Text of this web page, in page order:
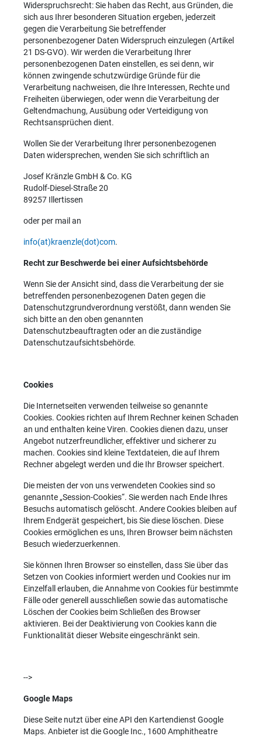
Widerspruchsrecht: Sie haben das Recht, aus Gründen, die
sich aus Ihrer besonderen Situation ergeben, jederzeit
gegen die Verarbeitung Sie betreffender
personenbezogener Daten Widerspruch einzulegen (Artikel
21 DS-GVO). Wir werden die Verarbeitung Ihrer
personenbezogenen Daten einstellen, es sei denn, wir
können zwingende schutzwürdige Gründe für die
Verarbeitung nachweisen, die Ihre Interessen, Rechte und
Freiheiten überwiegen, oder wenn die Verarbeitung der
Geltendmachung, Ausübung oder Verteidigung von
Rechtsansprüchen dient.
Wollen Sie der Verarbeitung Ihrer personenbezogenen
Daten widersprechen, wenden Sie sich schriftlich an
Josef Kränzle GmbH & Co. KG
Rudolf-Diesel-Straße 20
89257 Illertissen
oder per mail an
info(at)kraenzle(dot)com.
Recht zur Beschwerde bei einer Aufsichtsbehörde
Wenn Sie der Ansicht sind, dass die Verarbeitung der sie
betreffenden personenbezogenen Daten gegen die
Datenschutzgrundverordnung verstößt, dann wenden Sie
sich bitte an den oben genannten
Datenschutzbeauftragten oder an die zuständige
Datenschutzaufsichtsbehörde.
Cookies
Die Internetseiten verwenden teilweise so genannte
Cookies. Cookies richten auf Ihrem Rechner keinen Schaden
an und enthalten keine Viren. Cookies dienen dazu, unser
Angebot nutzerfreundlicher, effektiver und sicherer zu
machen. Cookies sind kleine Textdateien, die auf Ihrem
Rechner abgelegt werden und die Ihr Browser speichert.
Die meisten der von uns verwendeten Cookies sind so
genannte „Session-Cookies“. Sie werden nach Ende Ihres
Besuchs automatisch gelöscht. Andere Cookies bleiben auf
Ihrem Endgerät gespeichert, bis Sie diese löschen. Diese
Cookies ermöglichen es uns, Ihren Browser beim nächsten
Besuch wiederzuerkennen.
Sie können Ihren Browser so einstellen, dass Sie über das
Setzen von Cookies informiert werden und Cookies nur im
Einzelfall erlauben, die Annahme von Cookies für bestimmte
Fälle oder generell ausschließen sowie das automatische
Löschen der Cookies beim Schließen des Browser
aktivieren. Bei der Deaktivierung von Cookies kann die
Funktionalität dieser Website eingeschränkt sein.
-->
Google Maps
Diese Seite nutzt über eine API den Kartendienst Google
Maps. Anbieter ist die Google Inc., 1600 Amphitheatre